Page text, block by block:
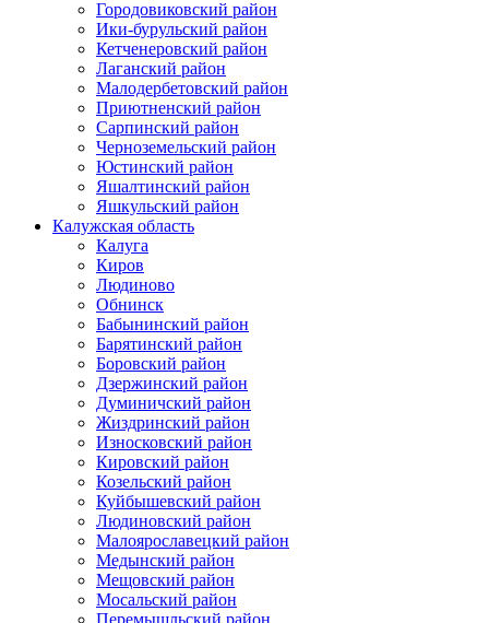
Городовиковский район
Ики-бурульский район
Кетченеровский район
Лаганский район
Малодербетовский район
Приютненский район
Сарпинский район
Черноземельский район
Юстинский район
Яшалтинский район
Яшкульский район
Калужская область
Калуга
Киров
Людиново
Обнинск
Бабынинский район
Барятинский район
Боровский район
Дзержинский район
Думиничский район
Жиздринский район
Износковский район
Кировский район
Козельский район
Куйбышевский район
Людиновский район
Малоярославецкий район
Медынский район
Мещовский район
Мосальский район
Перемышльский район